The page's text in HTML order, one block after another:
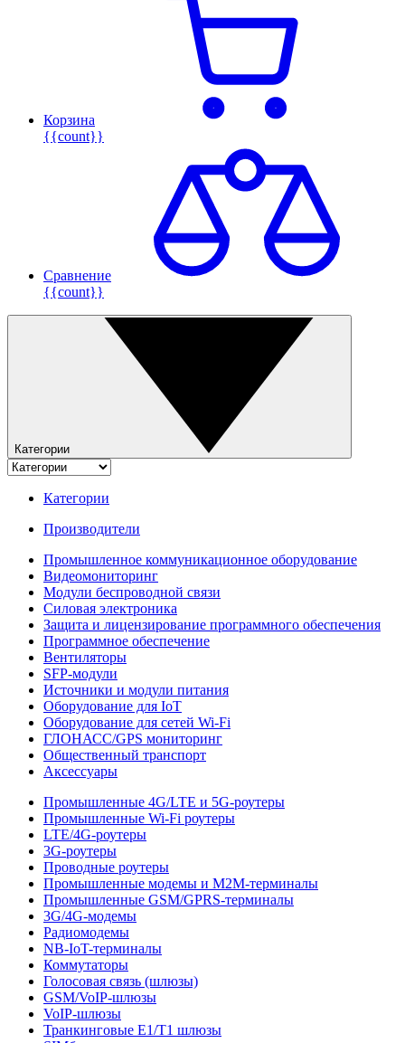
Корзина
{{count}}
Сравнение
{{count}}
Категории
Категории
Производители
Промышленное коммуникационное оборудование
Видеомониторинг
Модули беспроводной связи
Силовая электроника
Защита и лицензирование программного обеспечения
Программное обеспечение
Вентиляторы
SFP-модули
Источники и модули питания
Оборудование для IoT
Оборудование для сетей Wi-Fi
ГЛОНАСС/GPS мониторинг
Общественный транспорт
Аксессуары
Промышленные 4G/LTE и 5G-роутеры
Промышленные Wi-Fi роутеры
LTE/4G-роутеры
3G-роутеры
Проводные роутеры
Промышленные модемы и M2M-терминалы
Промышленные GSM/GPRS-терминалы
3G/4G-модемы
Радиомодемы
NB-IoT-терминалы
Коммутаторы
Голосовая связь (шлюзы)
GSM/VoIP-шлюзы
VoIP-шлюзы
Транкинговые E1/T1 шлюзы